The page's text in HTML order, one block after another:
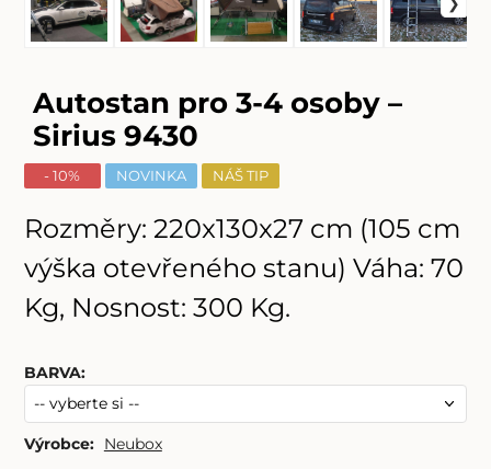
Autostan pro 3-4 osoby –
Sirius 9430
- 10% NOVINKA NÁŠ TIP
Rozměry: 220x130x27 cm (105 cm
výška otevřeného stanu) Váha: 70
Kg, Nosnost: 300 Kg.
BARVA:
Výrobce: Neubox